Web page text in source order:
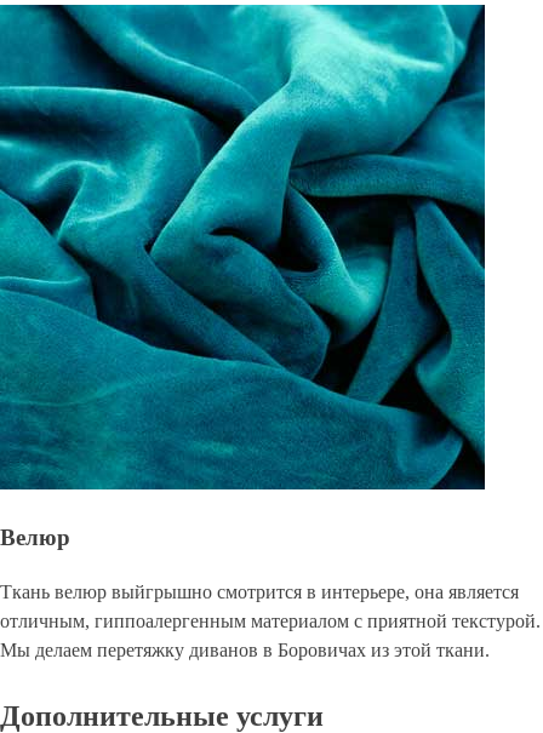
Велюр
Ткань велюр выйгрышно смотрится в интерьере, она является
отличным, гиппоалергенным материалом с приятной текстурой.
Мы делаем перетяжку диванов в Боровичах из этой ткани.
Дополнительные услуги